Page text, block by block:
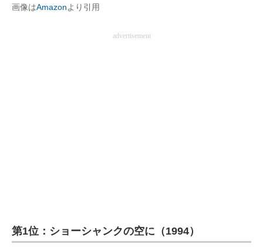
画像はAmazonより引用
advertisement
第1位：ショーシャンクの空に（1994）